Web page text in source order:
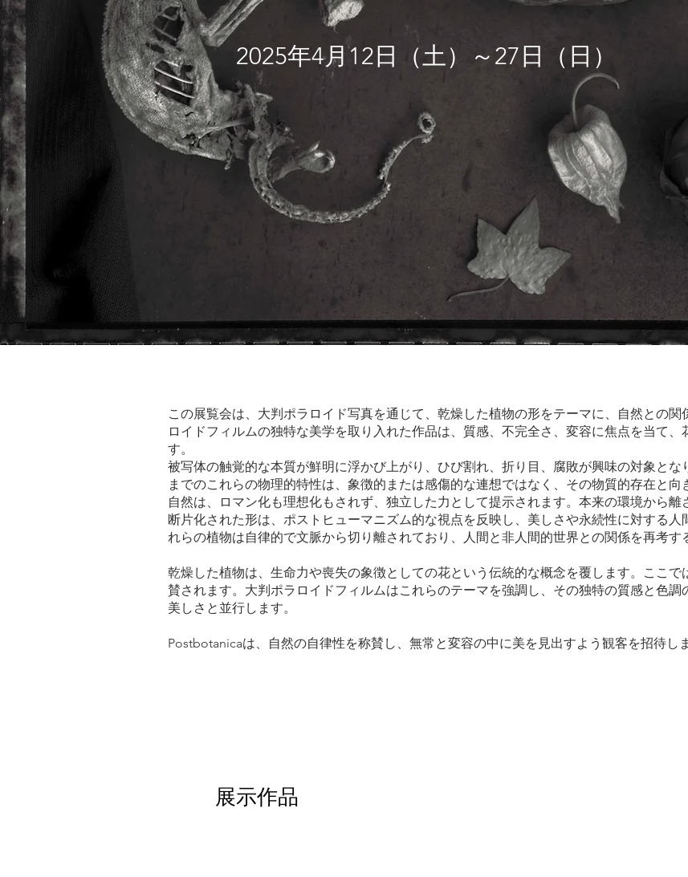
2025年4月12日（土）～27日（日 ）
この展覧会は、大判ポラロイド写真を通じて、乾燥した植物の形をテーマに、自然との
ロイドフィルムの独特な美学を取り入れた作品は、質感、不完全さ、変容に焦点を当て、
す。
被写体の触覚的な本質が鮮明に浮かび上がり、ひび割れ、折り目、腐敗が興味の対象と
までのこれらの物理的特性は、象徴的または感傷的な連想ではなく、その物質的存在と向
自然は、ロマン化も理想化もされず、独立した力として提示されます。本来の環境から
断片化された形は、ポストヒューマニズム的な視点を反映し、美しさや永続性に対する人
れらの植物は自律的で文脈から切り離されており、人間と非人間的世界との関係を再考す
乾燥した植物は、生命力や喪失の象徴としての花という伝統的な概念を覆します。ここ
賛されます。大判ポラロイドフィルムはこれらのテーマを強調し、その独特の質感と色
美しさと並行します。
Postbotanicaは、自然の自律性を称賛し、無常と変容の中に美を見出すよう観客を招待しま
展示作品